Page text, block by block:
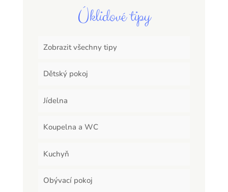
Úklidové tipy
Zobrazit všechny tipy
Dětský pokoj
Jídelna
Koupelna a WC
Kuchyň
Obývací pokoj